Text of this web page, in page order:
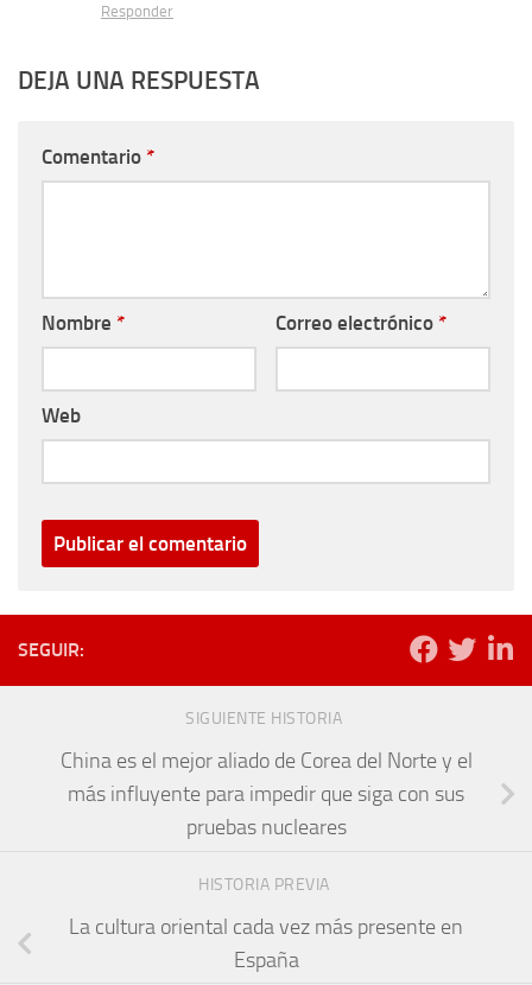
Responder
DEJA UNA RESPUESTA
Comentario *
Nombre * Correo electrónico *
Web
SEGUIR:
SIGUIENTE HISTORIA
China es el mejor aliado de Corea del Norte y el
más influyente para impedir que siga con sus
pruebas nucleares
HISTORIA PREVIA
La cultura oriental cada vez más presente en
España